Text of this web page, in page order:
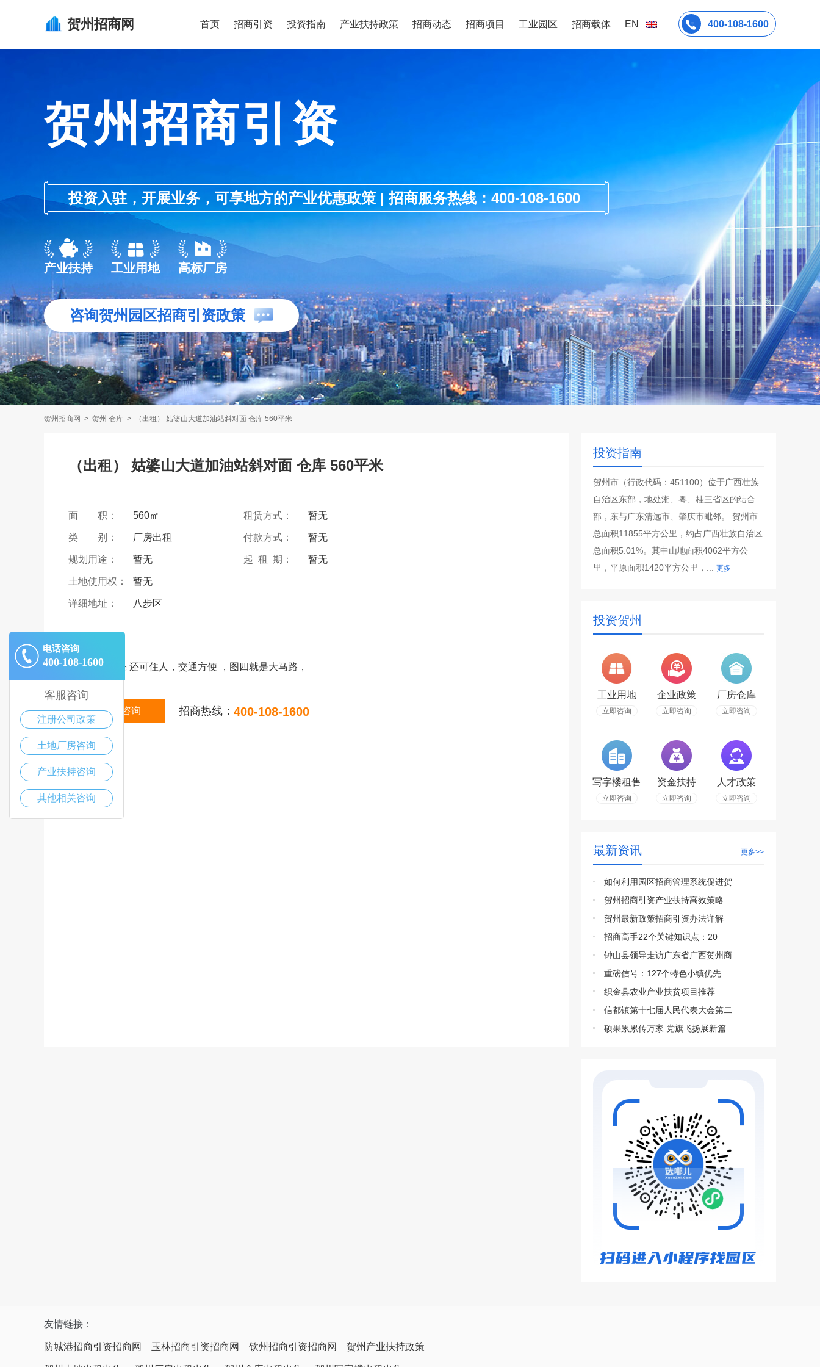
贺州招商网 首页 招商引资 投资指南 产业扶持政策 招商动态 招商项目 工业园区 招商载体 EN 400-108-1600
贺州招商引资
投资入驻，开展业务，可享地方的产业优惠政策 | 招商服务热线：400-108-1600
产业扶持 工业用地 高标厂房
咨询贺州园区招商引资政策
贺州招商网 > 贺州 仓库 > （出租） 姑婆山大道加油站斜对面 仓库 560平米
（出租） 姑婆山大道加油站斜对面 仓库 560平米
面 积： 560㎡ 租赁方式： 暂无
类 别： 厂房出租 付款方式： 暂无
规划用途： 暂无 起 租 期： 暂无
土地使用权： 暂无
详细地址： 八步区
仓库宽敞明亮 还可住人，交通方便 ，图四就是大马路，
在线咨询 招商热线： 400-108-1600
投资指南
贺州市（行政代码：451100）位于广西壮族
自治区东部，地处湘、粤、桂三省区的结合
部，东与广东清远市、肇庆市毗邻。 贺州市
总面积11855平方公里，约占广西壮族自治区
总面积5.01%。其中山地面积4062平方公
里，平原面积1420平方公里，... 更多
投资贺州
工业用地
立即咨询
企业政策
立即咨询
厂房仓库
立即咨询
写字楼租售
立即咨询
资金扶持
立即咨询
人才政策
立即咨询
最新资讯 更多>>
如何利用园区招商管理系统促进贺
贺州招商引资产业扶持高效策略
贺州最新政策招商引资办法详解
招商高手22个关键知识点：20
钟山县领导走访广东省广西贺州商
重磅信号：127个特色小镇优先
织金县农业产业扶贫项目推荐
信都镇第十七届人民代表大会第二
硕果累累传万家 党旗飞扬展新篇
友情链接：
防城港招商引资招商网 玉林招商引资招商网 钦州招商引资招商网 贺州产业扶持政策
电话咨询
400-108-1600
客服咨询
注册公司政策
土地厂房咨询
产业扶持咨询
其他相关咨询